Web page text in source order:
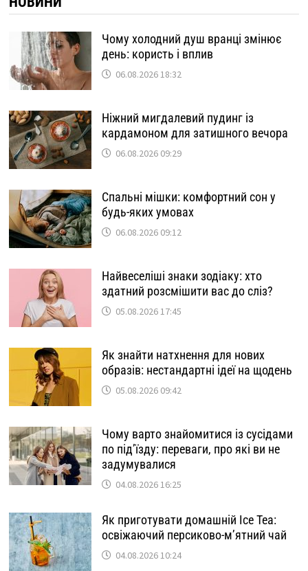
Чому холодний душ вранці змінює
день: користь і вплив
06.08.2026 18:32
Ніжний мигдалевий пудинг із
кардамоном для затишного вечора
06.08.2026 09:29
Спальні мішки: комфортний сон у
будь-яких умовах
06.08.2026 09:12
Найвеселіші знаки зодіаку: хто
здатний розсмішити вас до сліз?
05.08.2026 17:45
Як знайти натхнення для нових
образів: нестандартні ідеї на щодень
05.08.2026 09:42
Чому варто знайомитися із сусідами
по під’їзду: переваги, про які ви не
задумувалися
04.08.2026 16:25
Як приготувати домашній Ice Tea:
освіжаючий персиково-м’ятний чай
04.08.2026 10:24